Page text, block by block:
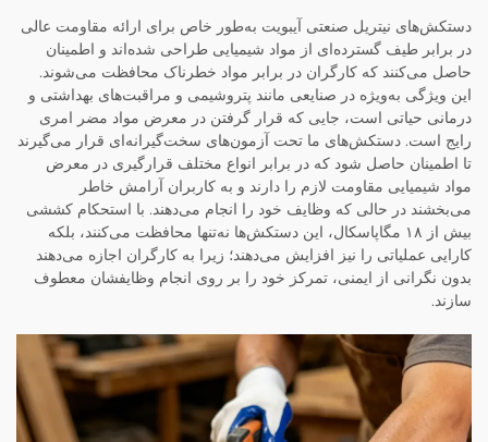
دستکش‌های نیتریل صنعتی آیبویت به‌طور خاص برای ارائه مقاومت عالی
در برابر طیف گسترده‌ای از مواد شیمیایی طراحی شده‌اند و اطمینان
حاصل می‌کنند که کارگران در برابر مواد خطرناک محافظت می‌شوند.
این ویژگی به‌ویژه در صنایعی مانند پتروشیمی و مراقبت‌های بهداشتی و
درمانی حیاتی است، جایی که قرار گرفتن در معرض مواد مضر امری
رایج است. دستکش‌های ما تحت آزمون‌های سخت‌گیرانه‌ای قرار می‌گیرند
تا اطمینان حاصل شود که در برابر انواع مختلف قرارگیری در معرض
مواد شیمیایی مقاومت لازم را دارند و به کاربران آرامش خاطر
می‌بخشند در حالی که وظایف خود را انجام می‌دهند. با استحکام کششی
بیش از ۱۸ مگاپاسکال، این دستکش‌ها نه‌تنها محافظت می‌کنند، بلکه
کارایی عملیاتی را نیز افزایش می‌دهند؛ زیرا به کارگران اجازه می‌دهند
بدون نگرانی از ایمنی، تمرکز خود را بر روی انجام وظایفشان معطوف
سازند.